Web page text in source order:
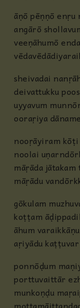
āṇō pēṇṇō enṛu
angārō
veeṇāhumō
sheivadai
deivattukku
uyyavum
ooraṛiya
nooṛāyiram kōṭi
noolai
māṛāda
māṛādu
gōkulam
koṭṭam
āhum
aṛiyādu
ponnōḍum
porttuvaittār
munkoṇḍu